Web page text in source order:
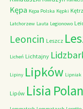
Kępa Kępa Polska Kępki
Latchorzew Lauta Legionowo
Leoncin Leszcz
Licheń Lichtajny
Lipiny Lipków Lipniak
Lipów Lisia